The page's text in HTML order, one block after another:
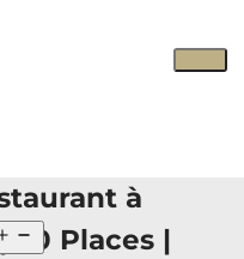
à
70 Places |